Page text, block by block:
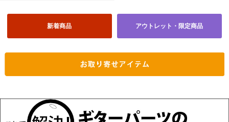
新着商品 アウトレット・限定商品